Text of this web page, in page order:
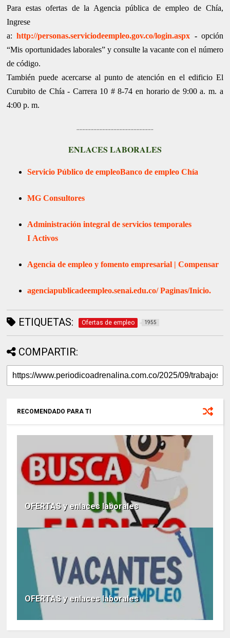
Para estas ofertas de la Agencia pública de empleo de Chía,
Ingrese
a:http://personas.serviciodeempleo.gov.co/login.aspx -opción
“Mis oportunidades laborales” y consulte la vacante con el número
de código.
También puede acercarse al punto de atención en el edificio El
Curubito de Chía - Carrera 10 # 8-74 en horario de 9:00 a. m. a
4:00 p. m.
..................................................
ENLACES LABORALES
Servicio Público de empleoBanco de empleo Chía
MG Consultores
Administración integral de servicios temporales
I Activos
Agencia de empleo y fomento empresarial | Compensar
agenciapublicadeempleo.senai.edu.co/Paginas/Inicio.
ETIQUETAS: Ofertas de empleo 1955
COMPARTIR:
RECOMENDADO PARA TI
OFERTAS y enlaces laborales
OFERTAS y enlaces laborales